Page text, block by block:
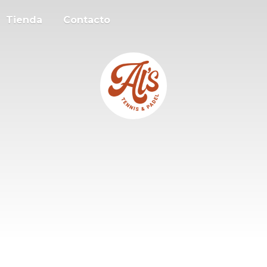
Tienda Contacto